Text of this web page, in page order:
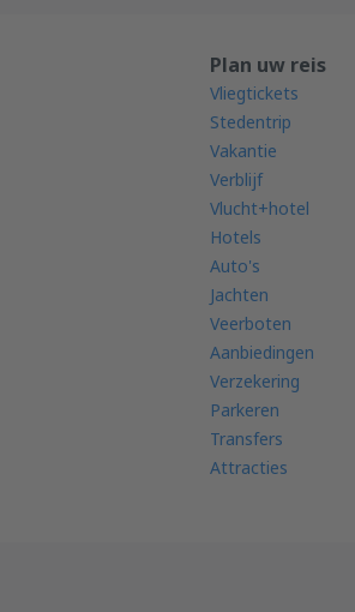
Plan uw reis
Vliegtickets
Stedentrip
Vakantie
Verblijf
Vlucht+hotel
Hotels
Auto's
Jachten
Veerboten
Aanbiedingen
Verzekering
Parkeren
Transfers
Attracties